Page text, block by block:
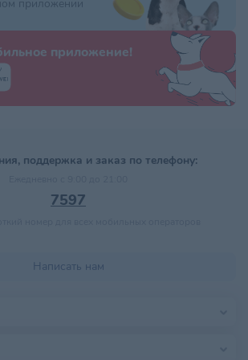
приложении
приложение!
поддержка и заказ по телефону:
7597
Написать нам